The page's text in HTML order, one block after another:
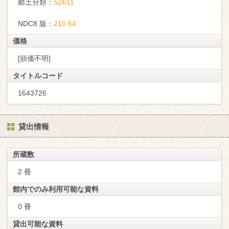
郷土分類： S2611
NDC8 版： 210.64
価格
[頒価不明]
タイトルコード
1643726
貸出情報
所蔵数
2 冊
館内でのみ利用可能な資料
0 冊
貸出可能な資料